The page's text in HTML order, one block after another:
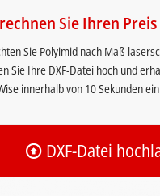
Sie Ihren Preis
Sie Polyimid nach Maß
Sie Ihre DXF-Datei hoch und
innerhalb von 10 Sekunden
DXF-Datei